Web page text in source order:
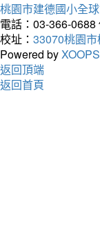
桃園市建德國小全
電話：03-366-0688
校址： 33070桃園
Powered by
返回頂端
返回首頁